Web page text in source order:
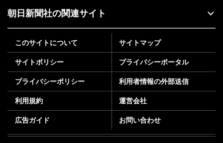
朝日新聞社の関連サイト
このサイトについて サイトマップ
サイトポリシー プライバシーポータル
プライバシーポリシー 利用者情報の外部送信
利用規約 運営会社
広告ガイド お問い合わせ